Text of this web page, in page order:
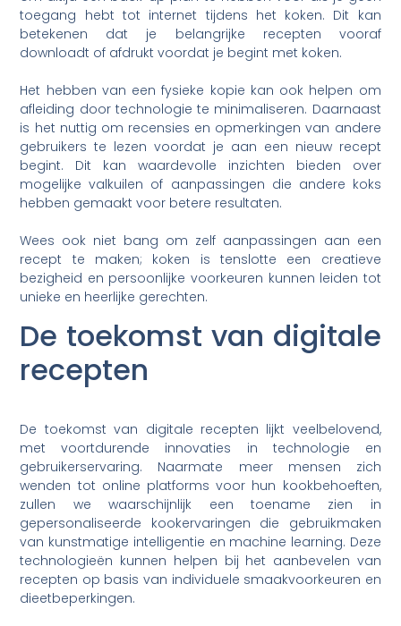
toegang hebt tot internet tijdens het koken. Dit kan
betekenen dat je belangrijke recepten vooraf
downloadt of afdrukt voordat je begint met koken.
Het hebben van een fysieke kopie kan ook helpen om
afleiding door technologie te minimaliseren. Daarnaast
is het nuttig om recensies en opmerkingen van andere
gebruikers te lezen voordat je aan een nieuw recept
begint. Dit kan waardevolle inzichten bieden over
mogelijke valkuilen of aanpassingen die andere koks
hebben gemaakt voor betere resultaten.
Wees ook niet bang om zelf aanpassingen aan een
recept te maken; koken is tenslotte een creatieve
bezigheid en persoonlijke voorkeuren kunnen leiden tot
unieke en heerlijke gerechten.
De toekomst van digitale
recepten
De toekomst van digitale recepten lijkt veelbelovend,
met voortdurende innovaties in technologie en
gebruikerservaring. Naarmate meer mensen zich
wenden tot online platforms voor hun kookbehoeften,
zullen we waarschijnlijk een toename zien in
gepersonaliseerde kookervaringen die gebruikmaken
van kunstmatige intelligentie en machine learning. Deze
technologieën kunnen helpen bij het aanbevelen van
recepten op basis van individuele smaakvoorkeuren en
dieetbeperkingen.